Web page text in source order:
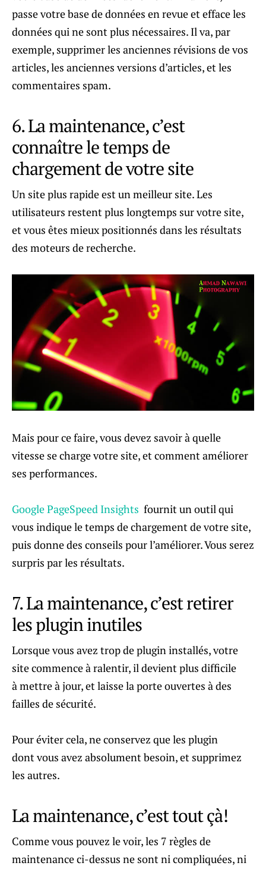
passe votre base de données en revue et efface les
données qui ne sont plus nécessaires. Il va, par
exemple, supprimer les anciennes révisions de vos
articles, les anciennes versions d’articles, et les
commentaires spam.
6. La maintenance, c’est
connaître le temps de
chargement de votre site
Un site plus rapide est un meilleur site. Les
utilisateurs restent plus longtemps sur votre site,
et vous êtes mieux positionnés dans les résultats
des moteurs de recherche.
Mais pour ce faire, vous devez savoir à quelle
vitesse se charge votre site, et comment améliorer
ses performances.
Google PageSpeed ​​Insights fournit un outil qui
vous indique le temps de chargement de votre site,
puis donne des conseils pour l’améliorer. Vous serez
surpris par les résultats.
7. La maintenance, c’est retirer
les plugin inutiles
Lorsque vous avez trop de plugin installés, votre
site commence à ralentir, il devient plus difficile
à mettre à jour, et laisse la porte ouvertes à des
failles de sécurité.
Pour éviter cela, ne conservez que les plugin
dont vous avez absolument besoin, et supprimez
les autres.
La maintenance, c’est tout çà!
Comme vous pouvez le voir, les 7 règles de
maintenance ci-dessus ne sont ni compliquées, ni